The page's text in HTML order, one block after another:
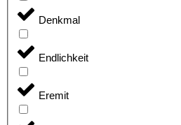
Denkmal
Endlichkeit
Eremit